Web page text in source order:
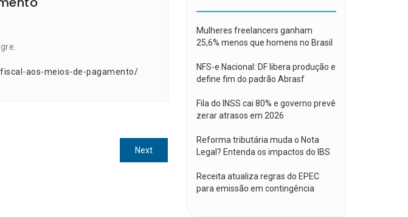
aos-meios-de-pagamento/
NextNext
post:
Mulheres freelancers ganham
25,6% menos que homens no Brasil
NFS-e Nacional: DF libera produção e
define fim do padrão Abrasf
Fila do INSS cai 80% e governo prevê
zerar atrasos em 2026
Reforma tributária muda o Nota
Legal? Entenda os impactos do IBS
Receita atualiza regras do EPEC
para emissão em contingência